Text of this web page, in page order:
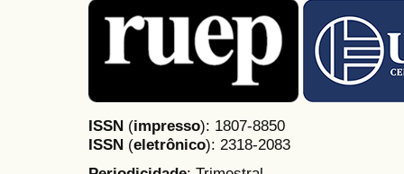
ISSN (impresso): 1807-8850
ISSN (eletrônico): 2318-2083